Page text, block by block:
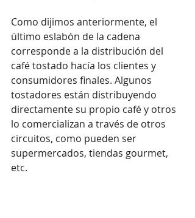
Como dijimos anteriormente, el
último eslabón de la cadena
corresponde a la distribución del
café tostado hacía los clientes y
consumidores finales. Algunos
tostadores están distribuyendo
directamente su propio café y otros
lo comercializan a través de otros
circuitos, como pueden ser
supermercados, tiendas gourmet,
etc.